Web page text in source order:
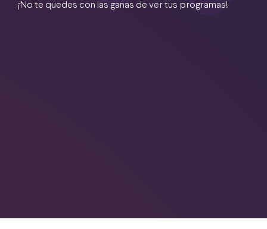
¡No te quedes con las ganas de ver tus programas!